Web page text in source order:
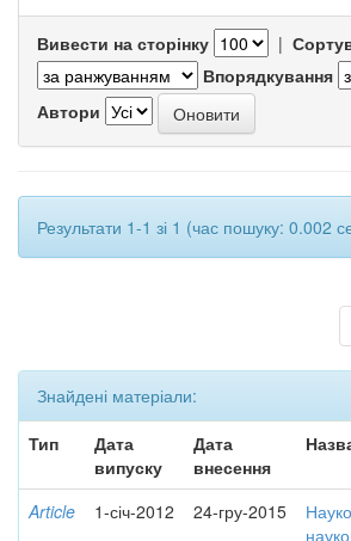
Вивести на сторінку |
Впорядкування
Автори
Результати 1-1 зі 1 (час пошуку: 0.002
Знайдені матеріали:
Тип
Дата
випуску
Дата
внесення
Article 1-січ-2012 24-гру-2015